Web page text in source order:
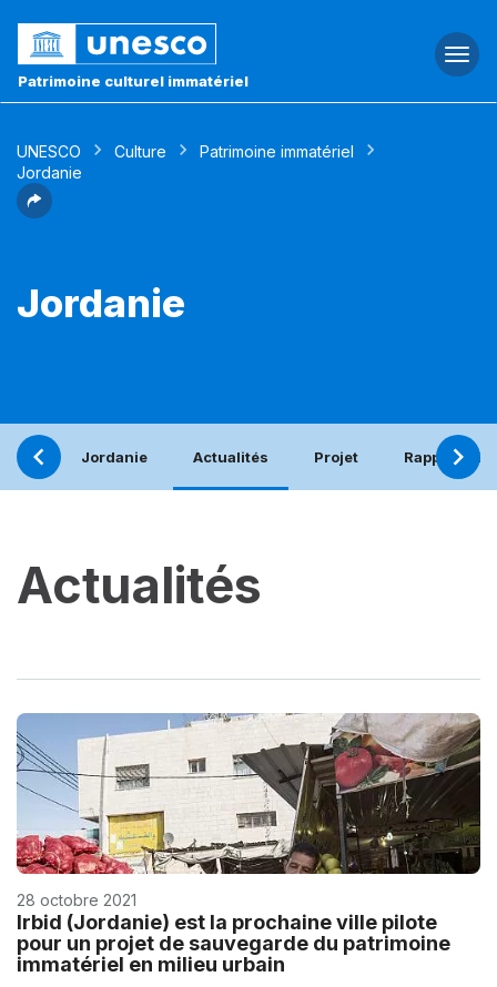
Patrimoine culturel immatériel
UNESCO Culture
Patrimoine immatériel
Jordanie
Jordanie
Jordanie Actualités Projet Rapport
Actualités
28 octobre 2021
Irbid (Jordanie) est la prochaine ville pilote
pour un projet de sauvegarde du patrimoine
immatériel en milieu urbain